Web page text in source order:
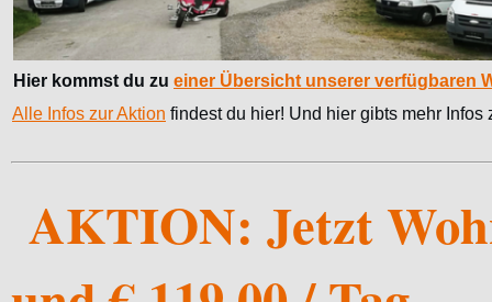
Hier kommst du zu einer Übersicht unserer verfügbaren
Alle Infos zur Aktion findest du hier! Und hier gibts mehr Infos
AKTION: Jetzt